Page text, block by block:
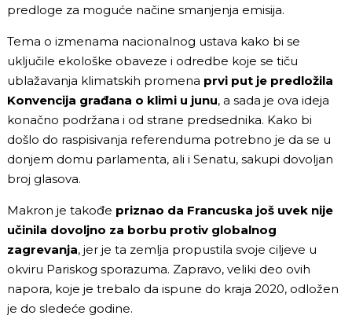
predloge za moguće načine smanjenja emisija.
Tema o izmenama nacionalnog ustava kako bi se
uključile ekološke obaveze i odredbe koje se tiču
ublažavanja klimatskih promena prvi put je predložila
Konvencija građana o klimi u junu, a sada je ova ideja
konačno podržana i od strane predsednika. Kako bi
došlo do raspisivanja referenduma potrebno je da se u
donjem domu parlamenta, ali i Senatu, sakupi dovoljan
broj glasova.
Makron je takođe priznao da Francuska još uvek nije
učinila dovoljno za borbu protiv globalnog
zagrevanja, jer je ta zemlja propustila svoje ciljeve u
okviru Pariskog sporazuma. Zapravo, veliki deo ovih
napora, koje je trebalo da ispune do kraja 2020, odložen
je do sledeće godine.